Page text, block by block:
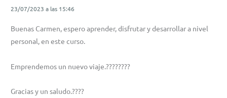
23/07/2023 a las 15:46
Buenas Carmen, espero aprender, disfrutar y desarrollar a nivel
personal, en este curso.
Emprendemos un nuevo viaje.????????
Gracias y un saludo.????